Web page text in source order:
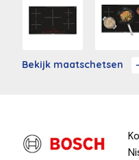
Bekijk maatschetsen